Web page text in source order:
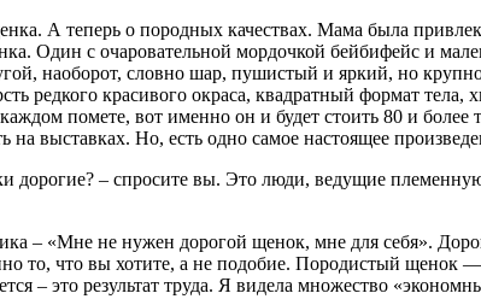
А теперь о породных качествах. Мама была
Один с очаровательной мордочкой бейбифейс и
наоборот, словно шар, пушистый и яркий, но
редкого красивого окраса, квадратный формат
помете, вот именно он и будет стоить 80 и
на выставках. Но, есть одно самое настоящее
дорогие? – спросите вы. Это люди, ведущие
– «Мне не нужен дорогой щенок, мне для себя».
то, что вы хотите, а не подобие. Породистый щенок
– это результат труда. Я видела множество